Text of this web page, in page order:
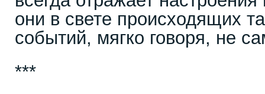
они в свете происходящих
событий, мягко говоря, не
***